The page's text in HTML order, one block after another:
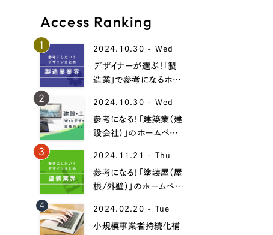
Access Ranking
1 2024.10.30 - Wed
デザイナーが選ぶ！「製
造業」で参考になるホー
19選！
2 2024.10.30 - Wed
参考になる！「建築業（建
設会社）」のホームペー
3 2024.11.21 - Thu
参考になる！「塗装屋（屋
根/外壁）」のホームペー
4 2024.02.20 - Tue
小規模事業者持続化補